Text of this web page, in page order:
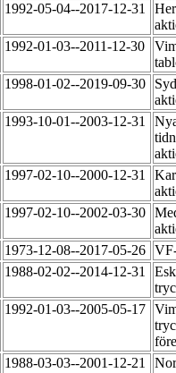
1992-05-04--2017-12-31
1992-01-03--2011-12-30
1998-01-02--2019-09-30
1993-10-01--2003-12-31
1997-02-10--2000-12-31
1997-02-10--2002-03-30
1973-12-08--2017-05-26
1988-02-02--2014-12-31
1992-01-03--2005-05-17
1988-03-03--2001-12-21